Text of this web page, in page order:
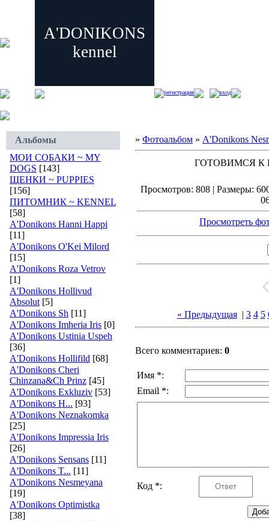
A'DONIKONS
kennel
регистрация вход
Альбомы
МОИ СОБАКИ ~ MY
DOGS [143]
ЩЕНКИ ~ PUPPIES
[156]
ПИТОМНИК ~ KENNEL
[58]
A'Donikons Hanni Happi
[11]
A'Donikons O'Kei Milord
[15]
A'Donikons Roza Vetrov
[1]
A'Donikons Hollivud
Absolut [5]
A'Donikons Sh [11]
A'Donikons Imheria Iris [0]
A'Donikons Ustinia Uspeh
[36]
A'Donikons Hollifild [68]
A'Donikons Cheri
Chinzana&Ch Prinz [45]
A'Donikons Exkluziv [53]
A'Donikons H... [93]
A'Donikons Neznakomka
[25]
A'Donikons Impressia Iris
[26]
A'Donikons Sensans [11]
A'Donikons T... [11]
A'Donikons Nesmeyana
[19]
A'Donikons Optimistka
[38]
» Фотоальбом » A'Donikons
ГОТОВИМСЯ К
Просмотров: 808 | Размеры:
Просмотреть
« Предыдущая| 3 4 5
Всего комментариев: 0
Имя *:
Email *:
Код *: